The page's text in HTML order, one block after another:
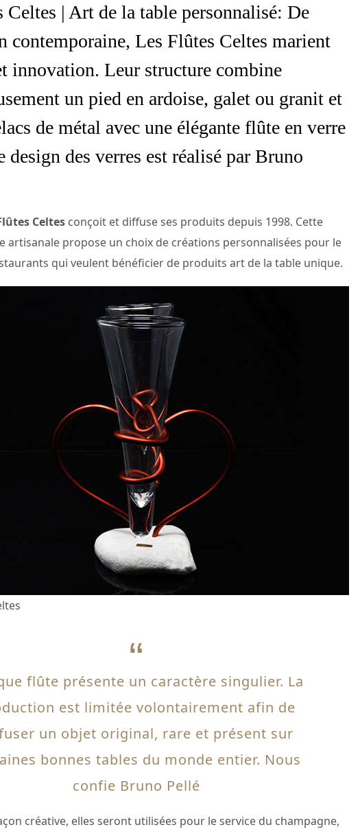
Celtes | Art de la table personnalisé: De
contemporaine, Les Flûtes Celtes marient
innovation. Leur structure combine
un pied en ardoise, galet ou granit et
de métal avec une élégante flûte en verre
design des verres est réalisé par Bruno
Celtes conçoit et diffuse ses produits depuis 1998. Cette
artisanale propose un choix de créations personnalisées pour le
qui veulent bénéficier de produits art de la table unique.
flûte présente un caractère singulier. La
est limitée volontairement afin de
un objet original, rare et présent sur
bonnes tables du monde entier. Nous
confie Bruno Pellé
créative, elles seront utilisées pour le service du champagne,